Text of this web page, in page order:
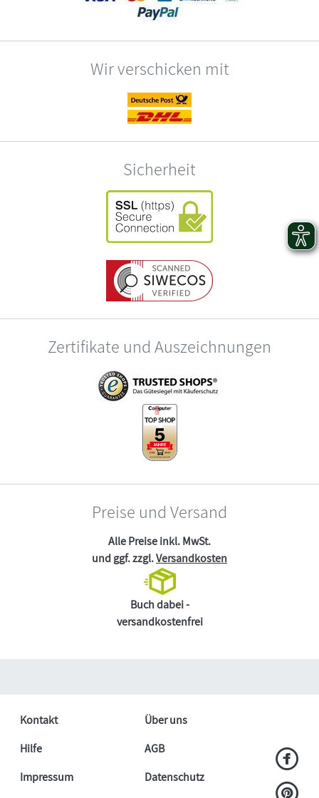
Wir verschicken mit
Sicherheit
Zertifikate und Auszeichnungen
Preise und Versand
Alle Preise inkl. MwSt.
und ggf. zzgl.Versandkosten
Buch dabei -
versandkostenfrei
Kontakt
Über uns
Hilfe
AGB
Impressum
Datenschutz